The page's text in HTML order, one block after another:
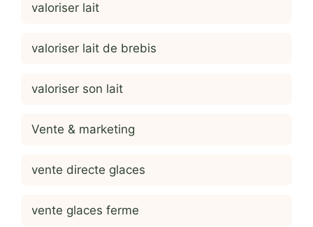
valoriser lait
valoriser lait de brebis
valoriser son lait
Vente & marketing
vente directe glaces
vente glaces ferme